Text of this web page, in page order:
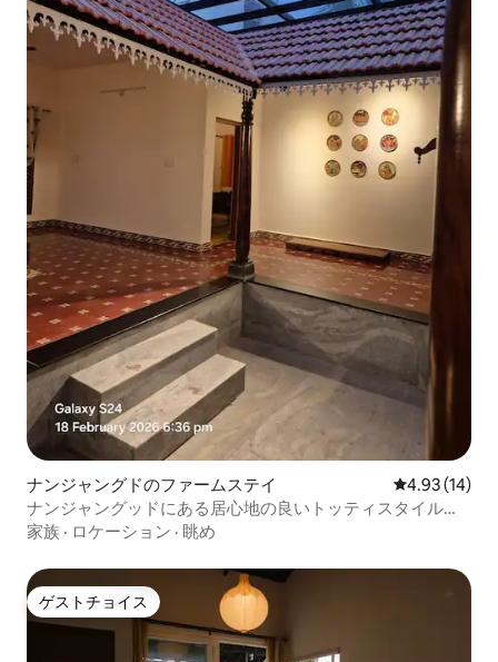
ナンジャングドのファームステイ レビュー14
4.93 (14)
ナンジャングッドにある居心地の良いトッティスタイルの
ファームステイ
家族 · ロケーション · 眺め
ゲストチョイス
ゲストチョイス